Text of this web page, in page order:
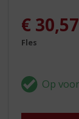
€ 30,57
Fles